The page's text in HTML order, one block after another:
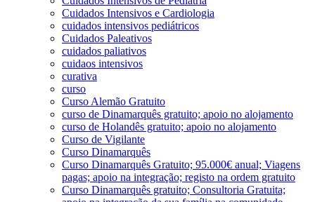
Cuidados Intensivos e Cardiologia
cuidados intensivos pediátricos
Cuidados Paleativos
cuidados paliativos
cuidaos intensivos
curativa
curso
Curso Alemão Gratuito
curso de Dinamarquês gratuito; apoio no alojamento
curso de Holandês gratuito; apoio no alojamento
Curso de Vigilante
Curso Dinamarquês
Curso Dinamarquês Gratuito; 95.000€ anual; Viagens
pagas; apoio na integração; registo na ordem gratuito
Curso Dinamarquês gratuito; Consultoria Gratuita;